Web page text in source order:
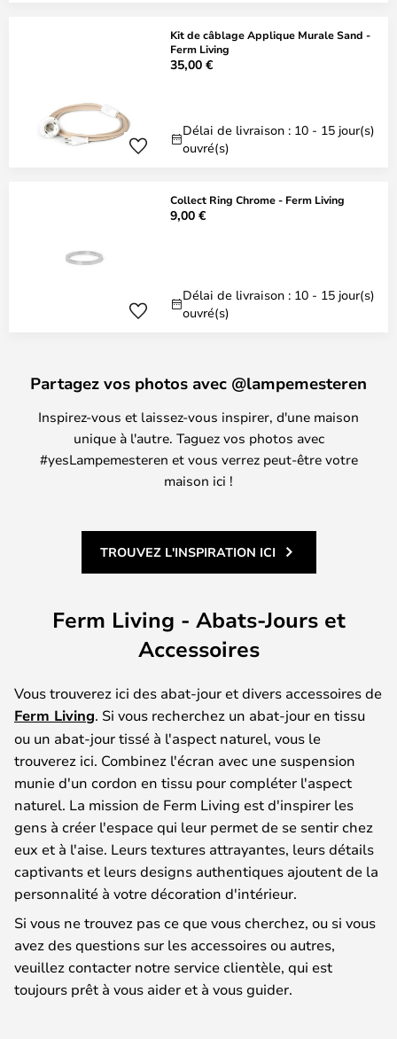
Kit de câblage Applique Murale Sand -
Ferm Living
35,00 €
Délai de livraison : 10 - 15 jour(s)
ouvré(s)
Collect Ring Chrome - Ferm Living
9,00 €
Délai de livraison : 10 - 15 jour(s)
ouvré(s)
Partagez vos photos avec @lampemesteren
Inspirez-vous et laissez-vous inspirer, d'une maison
unique à l'autre. Taguez vos photos avec
#yesLampemesteren et vous verrez peut-être votre
maison ici !
TROUVEZ L'INSPIRATION ICI
Ferm Living - Abats-Jours et
Accessoires
Vous trouverez ici des abat-jour et divers accessoires de
Ferm Living. Si vous recherchez un abat-jour en tissu
ou un abat-jour tissé à l'aspect naturel, vous le
trouverez ici. Combinez l'écran avec une suspension
munie d'un cordon en tissu pour compléter l'aspect
naturel. La mission de Ferm Living est d'inspirer les
gens à créer l'espace qui leur permet de se sentir chez
eux et à l'aise. Leurs textures attrayantes, leurs détails
captivants et leurs designs authentiques ajoutent de la
personnalité à votre décoration d'intérieur.
Si vous ne trouvez pas ce que vous cherchez, ou si vous
avez des questions sur les accessoires ou autres,
veuillez contacter notre service clientèle, qui est
toujours prêt à vous aider et à vous guider.